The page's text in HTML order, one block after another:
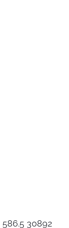
586.5 30892